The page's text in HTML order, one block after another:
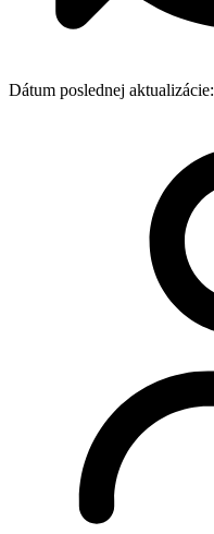
Dátum poslednej aktualizácie: